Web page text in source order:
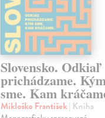
Slovensko. Odkiaľ
prichádzame.
sme. Kam
Mikloško František| Kniha